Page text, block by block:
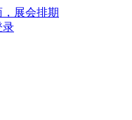
展会排期
录